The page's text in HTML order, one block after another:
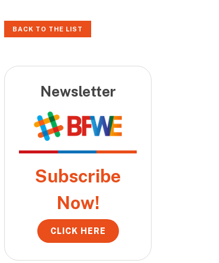
BACK TO THE LIST
Newsletter
Subscribe
Now!
CLICK HERE